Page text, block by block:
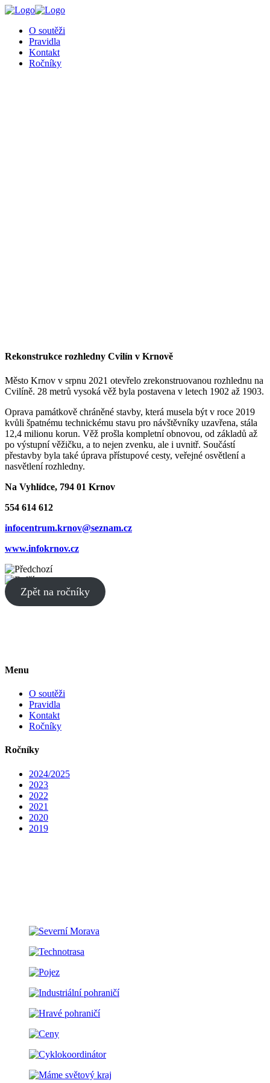
O soutěži
Pravidla
Kontakt
Ročníky
Rekonstrukce rozhledny Cvilín v Krnově
Město Krnov v srpnu 2021 otevřelo zrekonstruovanou rozhlednu na
Cvilíně. 28 metrů vysoká věž byla postavena v letech 1902 až 1903.
Oprava památkově chráněné stavby, která musela být v roce 2019
kvůli špatnému technickému stavu pro návštěvníky uzavřena, stála
12,4 milionu korun. Věž prošla kompletní obnovou, od základů až
po výstupní věžičku, a to nejen zvenku, ale i uvnitř. Součástí
přestavby byla také úprava přístupové cesty, veřejné osvětlení a
nasvětlení rozhledny.
Na Vyhlídce, 794 01 Krnov
554 614 612
infocentrum.krnov@seznam.cz
www.infokrnov.cz
Zpět na ročníky
Menu
O soutěži
Pravidla
Kontakt
Ročníky
Ročníky
2024/2025
2023
2022
2021
2020
2019